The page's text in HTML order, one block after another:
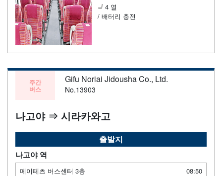
4 열
/ 배터리 충전
주간
버스
Gifu Noriai Jidousha Co., Ltd.
No.13903
나고야 ⇒ 시라카와고
출발지
나고야 역
메이테츠 버스센터 3층
08:50